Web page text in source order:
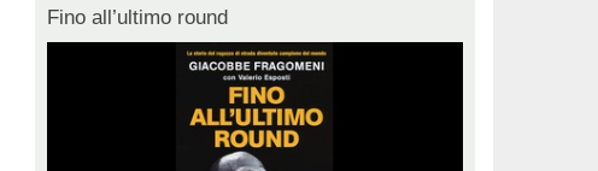
Fino all’ultimo round